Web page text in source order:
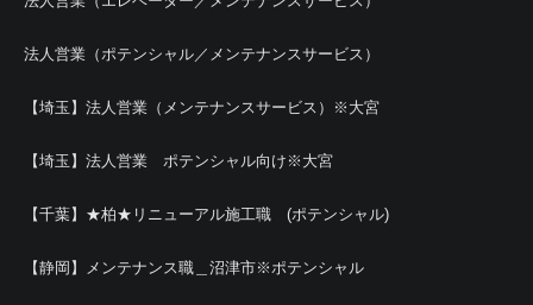
法人営業（ポテンシャル／メンテナンスサービス）
【埼玉】法人営業（メンテナンスサービス）※大宮
【埼玉】法人営業 ポテンシャル向け※大宮
【千葉】★柏★リニューアル施工職 (ポテンシャル)
【静岡】メンテナンス職＿沼津市※ポテンシャル